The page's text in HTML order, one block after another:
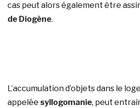
cas peut alors également être
de Diogène.
L’accumulation d’objets dans le
appelée syllogomanie, peut